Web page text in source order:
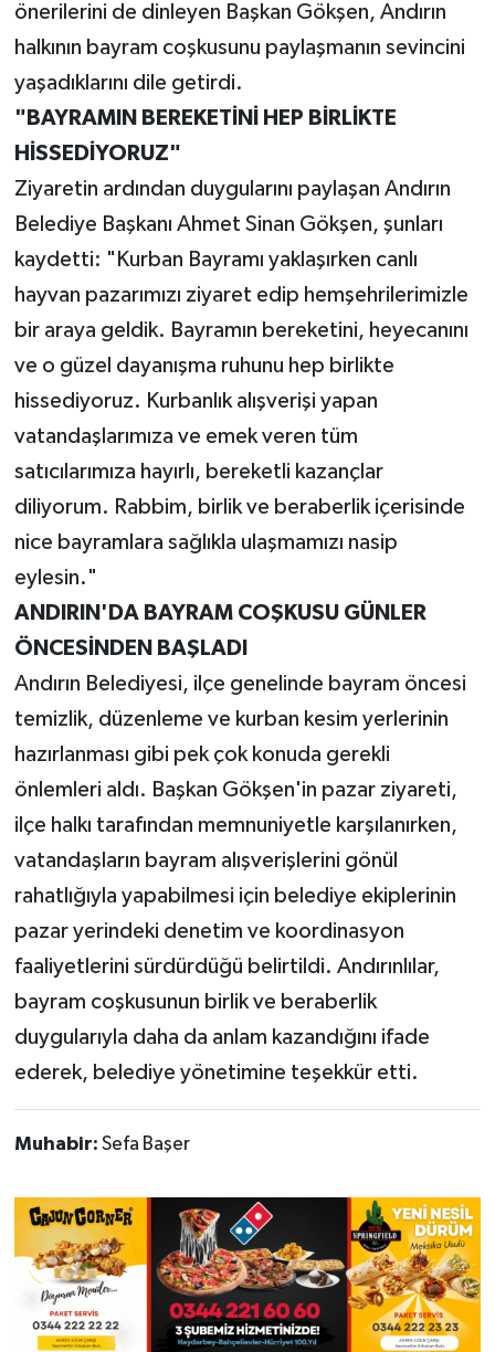
önerilerini de dinleyen Başkan Gökşen, Andırın
halkının bayram coşkusunu paylaşmanın sevincini
yaşadıklarını dile getirdi.
"BAYRAMIN BEREKETİNİ HEP BİRLİKTE
HİSSEDİYORUZ"
Ziyaretin ardından duygularını paylaşan Andırın
Belediye Başkanı Ahmet Sinan Gökşen, şunları
kaydetti: "Kurban Bayramı yaklaşırken canlı
hayvan pazarımızı ziyaret edip hemşehrilerimizle
bir araya geldik. Bayramın bereketini, heyecanını
ve o güzel dayanışma ruhunu hep birlikte
hissediyoruz. Kurbanlık alışverişi yapan
vatandaşlarımıza ve emek veren tüm
satıcılarımıza hayırlı, bereketli kazançlar
diliyorum. Rabbim, birlik ve beraberlik içerisinde
nice bayramlara sağlıkla ulaşmamızı nasip
eylesin."
ANDIRIN'DA BAYRAM COŞKUSU GÜNLER
ÖNCESİNDEN BAŞLADI
Andırın Belediyesi, ilçe genelinde bayram öncesi
temizlik, düzenleme ve kurban kesim yerlerinin
hazırlanması gibi pek çok konuda gerekli
önlemleri aldı. Başkan Gökşen'in pazar ziyareti,
ilçe halkı tarafından memnuniyetle karşılanırken,
vatandaşların bayram alışverişlerini gönül
rahatlığıyla yapabilmesi için belediye ekiplerinin
pazar yerindeki denetim ve koordinasyon
faaliyetlerini sürdürdüğü belirtildi. Andırınlılar,
bayram coşkusunun birlik ve beraberlik
duygularıyla daha da anlam kazandığını ifade
ederek, belediye yönetimine teşekkür etti.
Muhabir: Sefa Başer